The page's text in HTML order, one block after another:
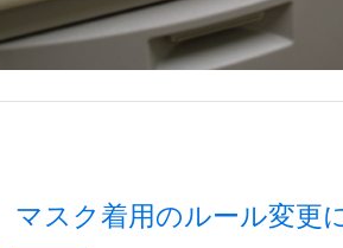
マスク着用のルール変更